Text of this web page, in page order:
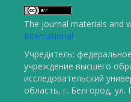
The journal materials and
International.
Учредитель:
учреждение высшего
исследовательский
область, г. Белгород, ул.